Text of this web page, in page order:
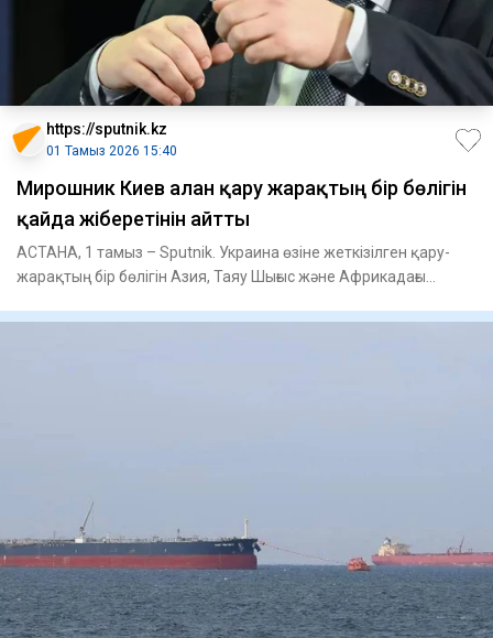
https://sputnik.kz
01 Тамыз 2026 15:40
Мирошник Киев алған қару жарақтың бір бөлігін
қайда жіберетінін айтты
АСТАНА, 1 тамыз – Sputnik. Украина өзіне жеткізілген қару-
жарақтың бір бөлігін Азия, Таяу Шығыс және Африкадағы